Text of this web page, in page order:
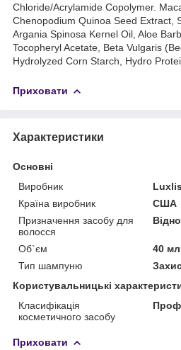
Chloride/Acrylamide Copolymer.
Chenopodium Quinoa Seed Extract,
Argania Spinosa Kernel Oil, Aloe
Tocopheryl Acetate, Beta Vulgaris
Hydrolyzed Corn Starch, Hydro
Приховати
Характеристики
Основні
Виробник
Країна виробник
США
Призначення засобу для
волосся
Об`єм
40 мл
Тип шампуню
Користувальницькі
Класифікація
косметичного засобу
Приховати